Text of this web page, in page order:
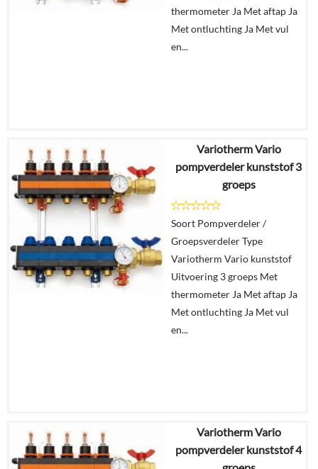
thermometer Ja Met aftap Ja
Met ontluchting Ja Met vul
en...
€863,88
winkelmand
Variotherm Vario
pompverdeler kunststof 3
groeps
Soort Pompverdeler /
Groepsverdeler Type
Variotherm Vario kunststof
Uitvoering 3 groeps Met
thermometer Ja Met aftap Ja
Met ontluchting Ja Met vul
en...
€911,43
Variotherm Vario
pompverdeler kunststof 4